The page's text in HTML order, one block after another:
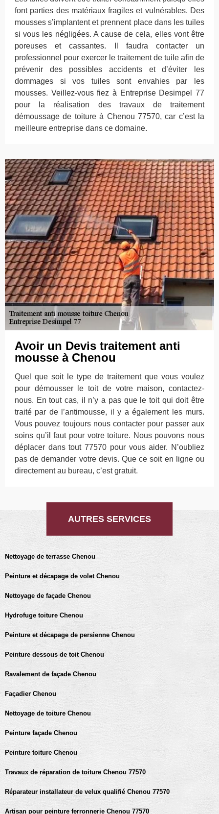
font parties des matériaux fragiles et vulnérables. Des
mousses s’implantent et prennent place dans les tuiles
si vous les négligées. A cause de cela, elles vont être
poreuses et cassantes. Il faudra contacter un
professionnel pour exercer le traitement de tuile afin de
prévenir des possibles accidents et d’éviter les
dommages si vos tuiles sont envahies par les
mousses. Veillez-vous fiez à Entreprise Desimpel 77
pour la réalisation des travaux de traitement
démoussage de toiture à Chenou 77570, car c’est la
meilleure entreprise dans ce domaine.
Avoir un Devis traitement anti
mousse à Chenou
Quel que soit le type de traitement que vous voulez
pour démousser le toit de votre maison, contactez-
nous. En tout cas, il n’y a pas que le toit qui doit être
traité par de l’antimousse, il y a également les murs.
Vous pouvez toujours nous contacter pour passer aux
soins qu’il faut pour votre toiture. Nous pouvons nous
déplacer dans tout 77570 pour vous aider. N’oubliez
pas de demander votre devis. Que ce soit en ligne ou
directement au bureau, c’est gratuit.
AUTRES SERVICES
Nettoyage de terrasse Chenou
Peinture et décapage de volet Chenou
Nettoyage de façade Chenou
Hydrofuge toiture Chenou
Peinture et décapage de persienne Chenou
Peinture dessous de toit Chenou
Ravalement de façade Chenou
Façadier Chenou
Nettoyage de toiture Chenou
Peinture façade Chenou
Peinture toiture Chenou
Travaux de réparation de toiture Chenou 77570
Réparateur installateur de velux qualifié Chenou 77570
Artisan pour peinture ferronnerie Chenou 77570